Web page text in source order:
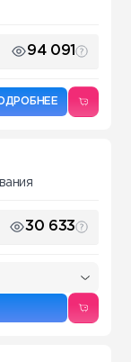
94 091
30 633